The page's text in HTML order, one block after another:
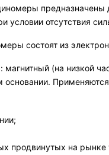
предназначены
условии отсутствия
состоят из
(на низкой
продвинутых на